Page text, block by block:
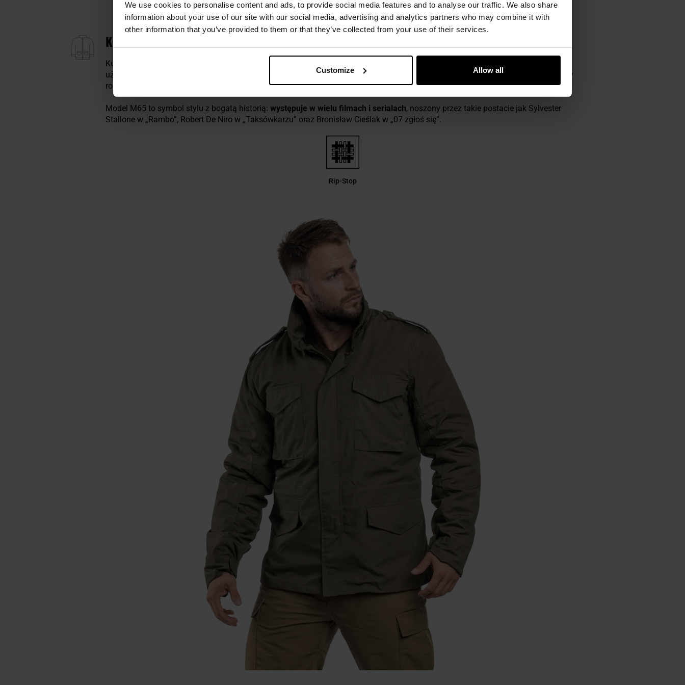
We use cookies to personalise content and ads, to provide social media features and to analyse our traffic. We also share
information about your use of our site with our social media, advertising and analytics partners who may combine it with
other information that you’ve provided to them or that they’ve collected from your use of their services.
Customize Allow all
KURTKA BRANDIT M65 STANDARD RIPSTOP Z ODPINANĄ PODPINKĄ - OLIVE
Kultowa kurtka inspirowana klasycznym modelem
użytkowość. Dzięki dopracowanej konstrukcji i zastosowaniuodpinanej podpinki
, nadaje się do intensywnego noszenia przez cały
rok w różnych warunkach atmosferycznych.
Model M65 to symbol stylu z bogatą historią: występuje w wielu filmach i serialach, noszony przez takie postacie jak Sylvester
Stallone w „Rambo”, Robert De Niro w „Taksówkarzu” oraz Bronisław Cieślak w „07 zgłoś się”.
Rip-Stop